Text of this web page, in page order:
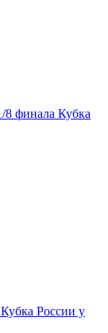
8 финала Кубка
России у